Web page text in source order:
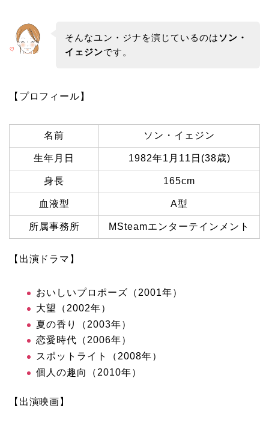
そんなユン・ジナを演じているのはソン・
イェジンです。
【プロフィール】
名前 ソン・イェジン
生年月日 1982年1月11日(38歳)
身長 165cm
血液型 A型
所属事務所 MSteamエンターテインメント
【出演ドラマ】
おいしいプロポーズ（2001年）
大望（2002年）
夏の香り（2003年）
恋愛時代（2006年）
スポットライト（2008年）
個人の趣向（2010年）
【出演映画】